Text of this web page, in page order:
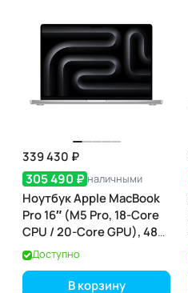
339 430 ₽
305 490 ₽ наличными
Ноутбук Apple MacBook
Pro 16″ (M5 Pro, 18-Core
CPU / 20-Core GPU), 48
ГБ / 1 ТБ, Silver
(серебристый) (MGE64)
Доступно
В корзину